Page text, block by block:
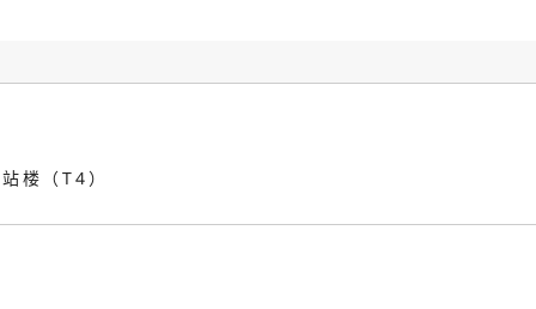
楼（T4）